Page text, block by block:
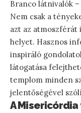
Branco látnivalók
Nem csak a
azt az atmoszférát
helyet. Hasznos
inspiráló
látogatása
templom minden
jelentőségével
A